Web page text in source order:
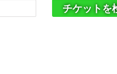
チケットを